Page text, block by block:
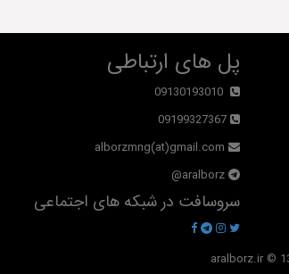
پل های ارتباطی
09130193010
09199327367
alborzmng(at)gmail.com
aralborz@
سروسافت در شبکه های اجتماعی
aralborz.ir ©